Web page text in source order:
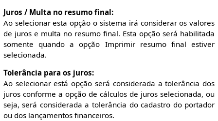
Juros / Multa no resumo final:
Ao selecionar esta opção o sistema irá considerar os valores
de juros e multa no resumo final. Esta opção será habilitada
somente quando a opção Imprimir resumo final estiver
selecionada.
Tolerância para os juros:
Ao selecionar está opção será considerada a tolerância dos
juros conforme a opção de cálculos de juros selecionada, ou
seja, será considerada a tolerância do cadastro do portador
ou dos lançamentos financeiros.